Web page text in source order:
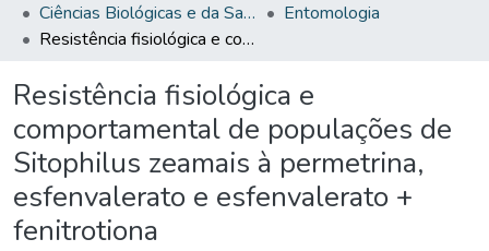
Ciências Biológicas e da Saúde
Entomologia
Resistência fisiológica e comportamental de populações de Sitophilus zeamais à permetrina, esfenvalerato e esfenvalerato + fenitrotiona
Resistência fisiológica e
comportamental de populações de
Sitophilus zeamais à permetrina,
esfenvalerato e esfenvalerato +
fenitrotiona